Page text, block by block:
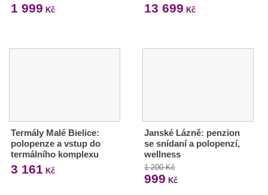
1 999 Kč 13 699 Kč
Termály Malé Bielice:
polopenze a vstup do
termálního komplexu
3 161 Kč
Janské Lázně: penzion
se snídaní a polopenzí,
wellness
1 200 Kč
999 Kč